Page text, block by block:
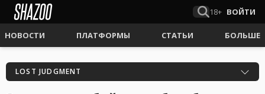
18+ ВОЙТИ
НОВОСТИ ПЛАТФОРМЫ СТАТЬИ БОЛЬШЕ
LOST JUDGMENT